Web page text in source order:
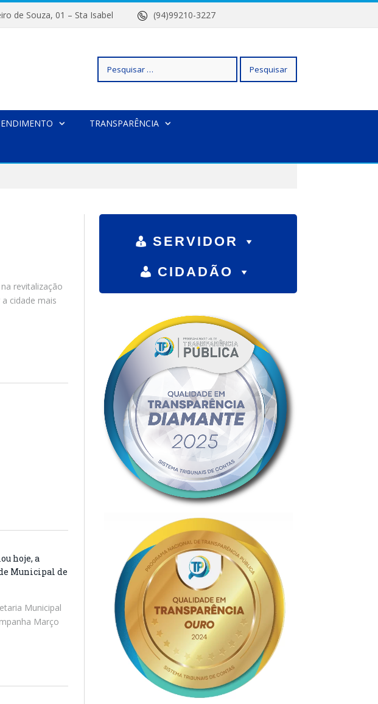
de Souza, 01 – Sta Isabel (94)99210-3227
Pesquisar
TRANSPARÊNCIA
revitalização
cidade mais
hoje, a
Municipal de
Municipal
Março
SERVIDOR
CIDADÃO